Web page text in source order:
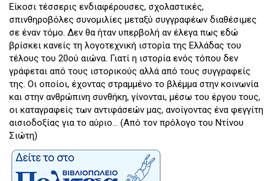
Είκοσι τέσσερις ενδιαφέρουσες, σχολαστικές,
σπινθηροβόλες συνομιλίες μεταξύ συγγραφέων διαθέσιμες
σε έναν τόμο. Δεν θα ήταν υπερβολή αν έλεγα πως εδώ
βρίσκει κανείς τη λογοτεχνική ιστορία της Ελλάδας του
τέλους του 20ού αιώνα. Γιατί η ιστορία ενός τόπου δεν
γράφεται από τους ιστορικούς αλλά από τους συγγραφείς
της. Οι οποίοι, έχοντας στραμμένο το βλέμμα στην κοινωνία
και στην ανθρώπινη συνθήκη, γίνονται, μέσω του έργου τους,
οι καταγραφείς των αντιφάσεών μας, ανοίγοντας ένα φεγγίτη
αισιοδοξίας για το αύριο... (Από τον πρόλογο του Ντίνου
Σιώτη)